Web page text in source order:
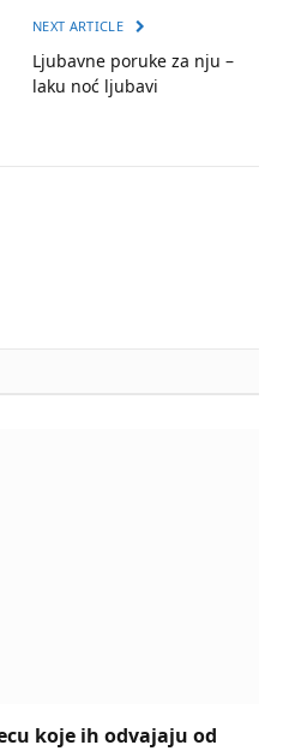
NEXT ARTICLE
Ljubavne poruke za nju –
laku noć ljubavi
koje ih odvajaju od